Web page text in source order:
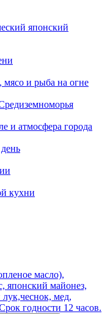
японский
мясо и рыба на огне
и атмосфера города
кухни
масло),
японский майонез,
мед,
годности 12 часов.